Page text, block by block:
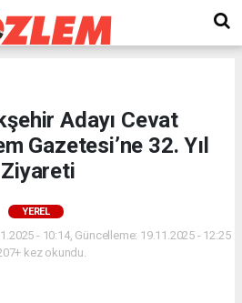
Adayı Cevat
Gazetesi’ne 32. Yıl
Ziyareti
YEREL
- 10:14, Güncelleme: 19.11.2025 - 12:25
kez okundu.